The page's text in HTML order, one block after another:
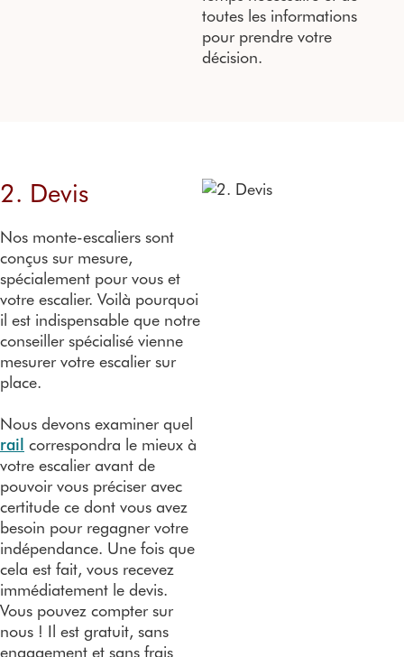
toutes les informations
pour prendre votre
décision.
2. Devis
Nos monte-escaliers sont
conçus sur mesure,
spécialement pour vous et
votre escalier. Voilà pourquoi
il est indispensable que notre
conseiller spécialisé vienne
mesurer votre escalier sur
place.
Nous devons examiner quel
rail correspondra le mieux à
votre escalier avant de
pouvoir vous préciser avec
certitude ce dont vous avez
besoin pour regagner votre
indépendance. Une fois que
cela est fait, vous recevez
immédiatement le devis.
Vous pouvez compter sur
nous ! Il est gratuit, sans
engagement et sans frais